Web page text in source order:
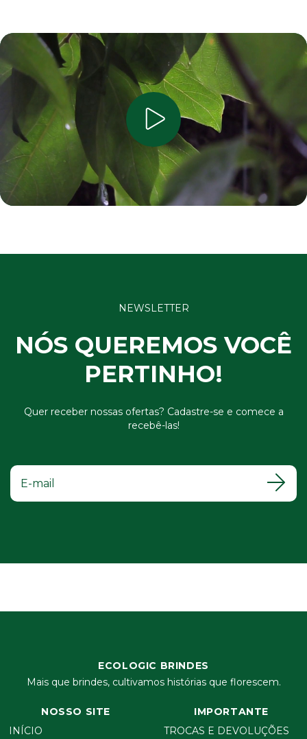
NEWSLETTER
NÓS QUEREMOS VOCÊ
PERTINHO!
Quer receber nossas ofertas? Cadastre-se e comece a
recebê-las!
ECOLOGIC BRINDES
Mais que brindes, cultivamos histórias que florescem.
NOSSO SITE
INÍCIO
IMPORTANTE
TROCAS E DEVOLUÇÕES